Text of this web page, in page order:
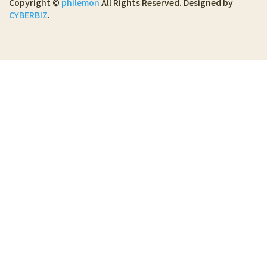
Copyright © philemon All Rights Reserved. Designed by
CYBERBIZ.